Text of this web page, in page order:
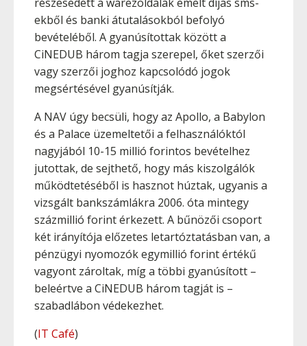
ekből és banki átutalásokból befolyó
bevételéből. A gyanúsítottak között a
CiNEDUB három tagja szerepel, őket szerzői
vagy szerzői joghoz kapcsolódó jogok
megsértésével gyanúsítják.
A NAV úgy becsüli, hogy az Apollo, a Babylon
és a Palace üzemeltetői a felhasználóktól
nagyjából 10-15 millió forintos bevételhez
jutottak, de sejthető, hogy más kiszolgálók
működtetéséből is hasznot húztak, ugyanis a
vizsgált bankszámlákra 2006. óta mintegy
százmillió forint érkezett. A bűnözői csoport
két irányítója előzetes letartóztatásban van, a
pénzügyi nyomozók egymillió forint értékű
vagyont zároltak, míg a többi gyanúsított –
beleértve a CiNEDUB három tagját is –
szabadlábon védekezhet.
(IT Café)